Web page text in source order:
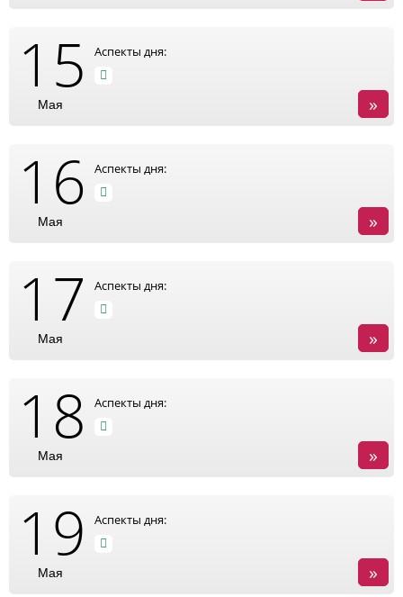
15
Мая
Аспекты дня:
»
16
Мая
Аспекты дня:
»
17
Мая
Аспекты дня:
»
18
Мая
Аспекты дня:
»
19
Мая
Аспекты дня:
»